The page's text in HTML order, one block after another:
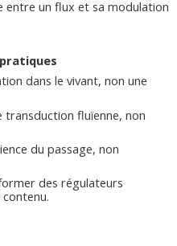
entre un flux et sa modulation
dans le vivant, non une
transduction fluïenne, non
du passage, non
des régulateurs